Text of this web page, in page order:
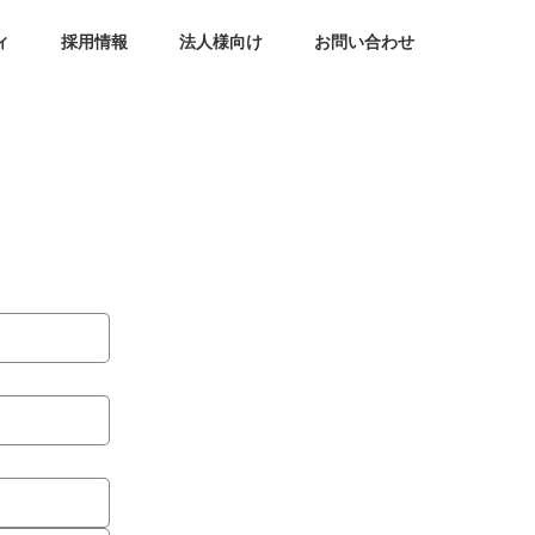
採用情報 法人様向け お問い合わせ